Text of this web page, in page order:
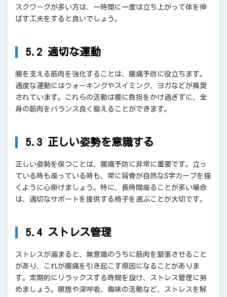
スクワークが多い方は、一時間に一度は立ち上がって体を伸
ばす工夫をすると良いでしょう。
5.2 適切な運動
腰を支える筋肉を強化することは、腰痛予防に役立ちます。
適度な運動にはウォーキングやスイミング、ヨガなどが推奨
されています。これらの活動は腰に負担をかけ過ぎずに、全
身の筋肉をバランス良く鍛えることができます。
5.3 正しい姿勢を意識する
正しい姿勢を保つことは、腰痛予防に非常に重要です。立っ
ている時も座っている時も、常に背骨が自然なS字カーブを描
くように心掛けましょう。特に、長時間座ることが多い場合
は、適切なサポートを提供する椅子を選ぶことが大切です。
5.4 ストレス管理
ストレスが溜まると、無意識のうちに筋肉を緊張させること
があり、これが腰痛を引き起こす原因になることがありま
す。定期的にリラックスする時間を設け、ストレス管理に努
めましょう。瞑想や深呼吸、趣味の活動など、ストレスを解